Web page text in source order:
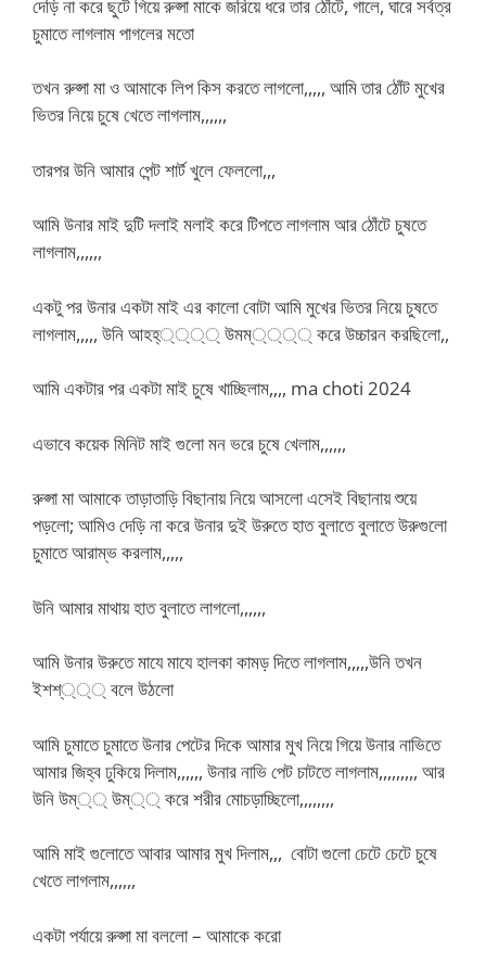
দেড়ি না করে ছুটে গিয়ে রুপ্সা মাকে জরিয়ে ধরে তার ঠোঁটে, গালে, ঘারে সর্বত্র
চুমাতে লাগলাম পাগলের মতো
তখন রুপ্সা মা ও আমাকে লিপ কিস করতে লাগলো,,,,, আমি তার ঠোঁট মুখের
ভিতর নিয়ে চুষে খেতে লাগলাম,,,,,,
তারপর উনি আমার পেন্ট শার্ট খুলে ফেললো,,,
আমি উনার মাই দুটি দলাই মলাই করে টিপতে লাগলাম আর ঠোঁটে চুষতে
লাগলাম,,,,,,
একটু পর উনার একটা মাই এর কালো বোটা আমি মুখের ভিতর নিয়ে চুষতে
লাগলাম,,,,, উনি আহহ্্্্্ উমম্্্্্ করে উচ্চারন করছিলো,,
আমি একটার পর একটা মাই চুষে খাচ্ছিলাম,,,, ma choti 2024
এভাবে কয়েক মিনিট মাই গুলো মন ভরে চুষে খেলাম,,,,,,
রুপ্সা মা আমাকে তাড়াতাড়ি বিছানায় নিয়ে আসলো এসেই বিছানায় শুয়ে
পড়লো; আমিও দেড়ি না করে উনার দুই উরুতে হাত বুলাতে বুলাতে উরুগুলো
চুমাতে আরাম্ভ করলাম,,,,,
উনি আমার মাথায় হাত বুলাতে লাগলো,,,,,,
আমি উনার উরুতে মাযে মাযে হালকা কামড় দিতে লাগলাম,,,,,উনি তখন
ইশশ্্্্ বলে উঠলো
আমি চুমাতে চুমাতে উনার পেটের দিকে আমার মুখ নিয়ে গিয়ে উনার নাভিতে
আমার জিহ্ব ঢুকিয়ে দিলাম,,,,,, উনার নাভি পেট চাটতে লাগলাম,,,,,,,,, আর
উনি উম্্্ উম্্্ করে শরীর মোচড়াচ্ছিলো,,,,,,,,
আমি মাই গুলোতে আবার আমার মুখ দিলাম,,, বোটা গুলো চেটে চেটে চুষে
খেতে লাগলাম,,,,,,
একটা পর্যায়ে রুপ্সা মা বললো – আমাকে করো